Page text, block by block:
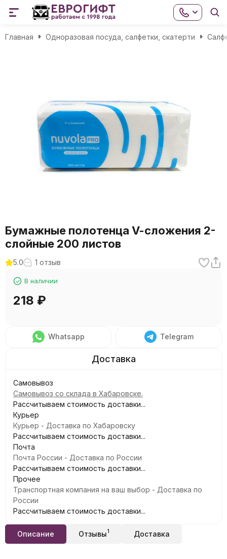
Главная Одноразовая посуда, салфетки, скатерти
Бумажные полотенца V-cложения 2-
слойные 200 листов
5.0 1 отзыв
В наличии
218 ₽
Whatsapp Telegram
Самовывоз
Самовывоз со склада в Хабаровске.
Рассчитываем стоимость доставки...
Курьер
Курьер - Доставка по Хабаровску
Рассчитываем стоимость доставки...
Почта
Почта России - Доставка по России
Рассчитываем стоимость доставки...
Прочее
Транспортная компания на ваш выбор - Доставка по
России
Рассчитываем стоимость доставки...
Описание Отзывы1 Доставка